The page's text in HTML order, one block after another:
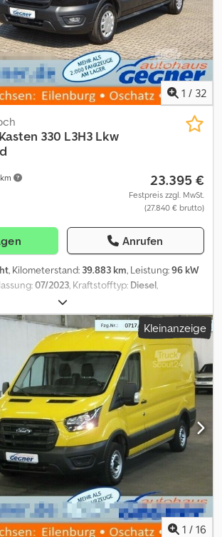
1 / 32
330 L3H3 Lkw
23.395 €
Festpreis zzgl. MwSt.
(27.840 € brutto)
Anrufen
, Kilometerstand: 39.883 km, Leistung:96 kW
07/2023, Kraftstofftyp: Diesel,
, Farbe:Schwarz
Euro6, Anzahl der Sitzplätze:3,
Elektronisches Stabilitätsprogramm (ESP),
Zentralverriegelung , Irrtümer und
Interne Nummer: 1197. PD18946 ----
elektrisch einstellbar, beheizbar
integrierten Blinkleuchten * LED-
angebracht, Downlight, Heck * LED-
* Lackierung: Metallic * Technologie-
beheizbar, Scheibenwischer mit
Pilot-System vorn und hinten, Notbrems-
basiert) - Fahrspur-Assistent mit
Fernlicht-Assistent, zusätzlich mit
- Scheinwerfer-Assist. mit Tag/Nacht-
- Rückfahrkamera, mit
rückwärtigen Fahrwegs im
Kleinanzeige
1 / 16